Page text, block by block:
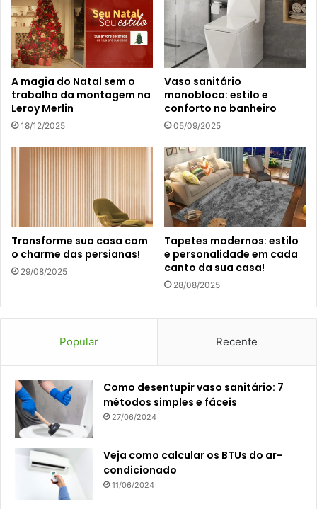
A magia do Natal sem o
trabalho da montagem na
Leroy Merlin
18/12/2025
Vaso sanitário
monobloco: estilo e
conforto no banheiro
05/09/2025
Transforme sua casa com
o charme das persianas!
29/08/2025
Tapetes modernos: estilo
e personalidade em cada
canto da sua casa!
28/08/2025
Popular Recente
Como desentupir vaso sanitário: 7
métodos simples e fáceis
27/06/2024
Veja como calcular os BTUs do ar-
condicionado
11/06/2024